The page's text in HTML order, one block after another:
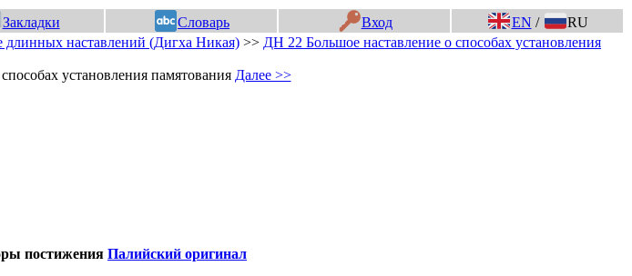
Закладки Словарь Вход EN /
RU
длинных наставлений (Дигха Никая) >> ДН 22 Большое наставление о способах установления
установления памятования Далее >>
постижения Палийский оригинал